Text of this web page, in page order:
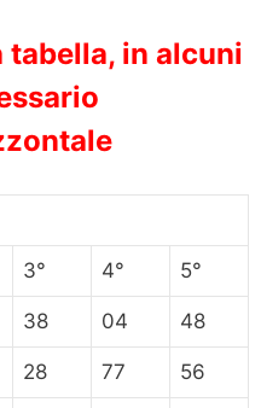
tabella, in alcuni
3° 4° 5°
38 04 48
28 77 56